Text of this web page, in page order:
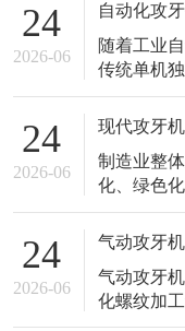
24
2026-06
自动化攻
随着工业
传统单机
显，工序
低、品质
化智能工
牙生产线
自动上下
清理、成
闭环自动化
24
2026-06
制造业整
化、绿色
产业对螺
性、生产
提升，倒
与性能升
功能单一
24
2026-06
气动攻牙
化螺纹加
控原理实